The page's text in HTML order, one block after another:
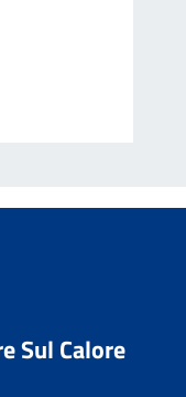
Sul Calore